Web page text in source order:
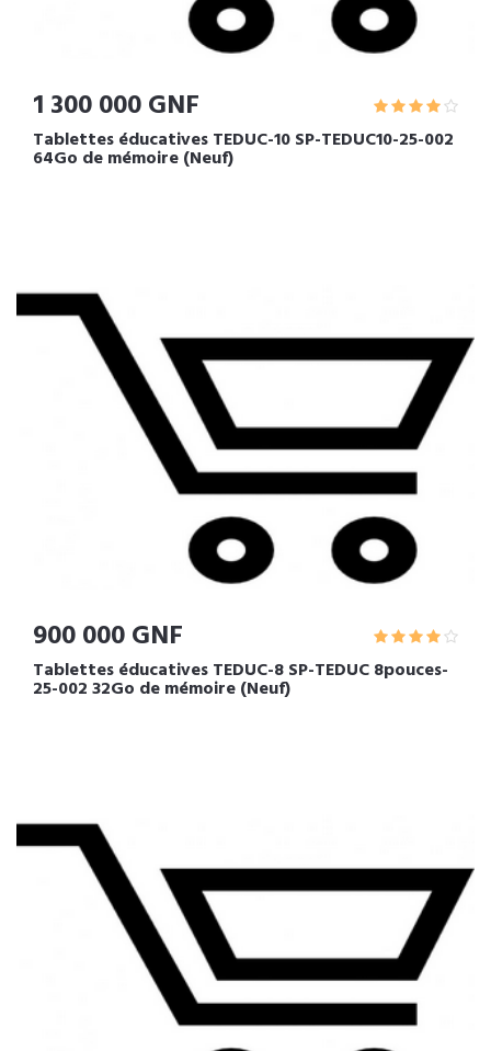
1 300 000 GNF
Tablettes éducatives TEDUC-10 SP-TEDUC10-25-002
64Go de mémoire (Neuf)
900 000 GNF
Tablettes éducatives TEDUC-8 SP-TEDUC 8pouces-
25-002 32Go de mémoire (Neuf)